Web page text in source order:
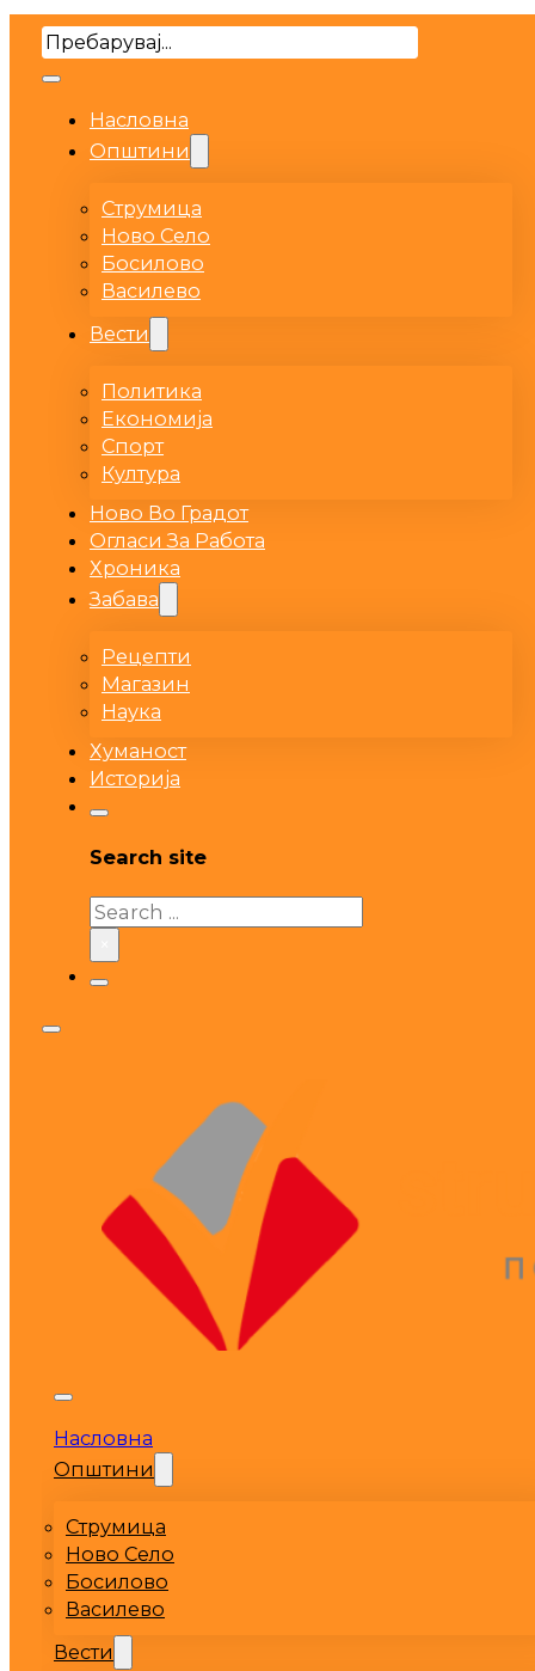
Search
Насловна
Општини
Струмица
Ново Село
Босилово
Василево
Вести
Политика
Економија
Спорт
Култура
Ново Во Градот
Огласи За Работа
Хроника
Забава
Рецепти
Магазин
Наука
Хуманост
Историја
Search site
Search
Насловна
Општини
Струмица
Ново Село
Босилово
Василево
Вести